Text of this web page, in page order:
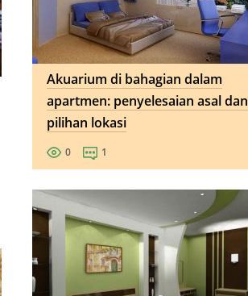
Akuarium di bahagian dalam
apartmen: penyelesaian asal dan
pilihan lokasi
0 1